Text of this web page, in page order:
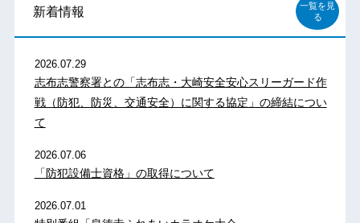
新着情報
一覧を見
る
2026.07.29
志布志警察署との「志布志・大崎安全安心スリーガード作
戦（防犯、防災、交通安全）に関する協定」の締結につい
て
2026.07.06
「防犯設備士資格」の取得について
2026.07.01